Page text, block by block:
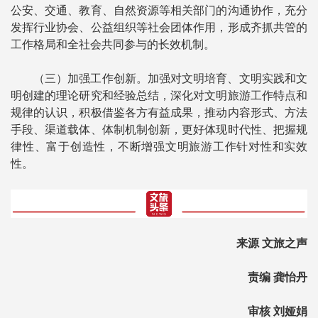
公安、交通、教育、自然资源等相关部门的沟通协作，充分
发挥行业协会、公益组织等社会团体作用，形成齐抓共管的
工作格局和全社会共同参与的长效机制。
（三）加强工作创新。加强对文明培育、文明实践和文
明创建的理论研究和经验总结，深化对文明旅游工作特点和
规律的认识，积极借鉴各方有益成果，推动内容形式、方法
手段、渠道载体、体制机制创新，更好体现时代性、把握规
律性、富于创造性，不断增强文明旅游工作针对性和实效
性。
来源 文旅之声
责编 龚怡丹
审核 刘娅娟